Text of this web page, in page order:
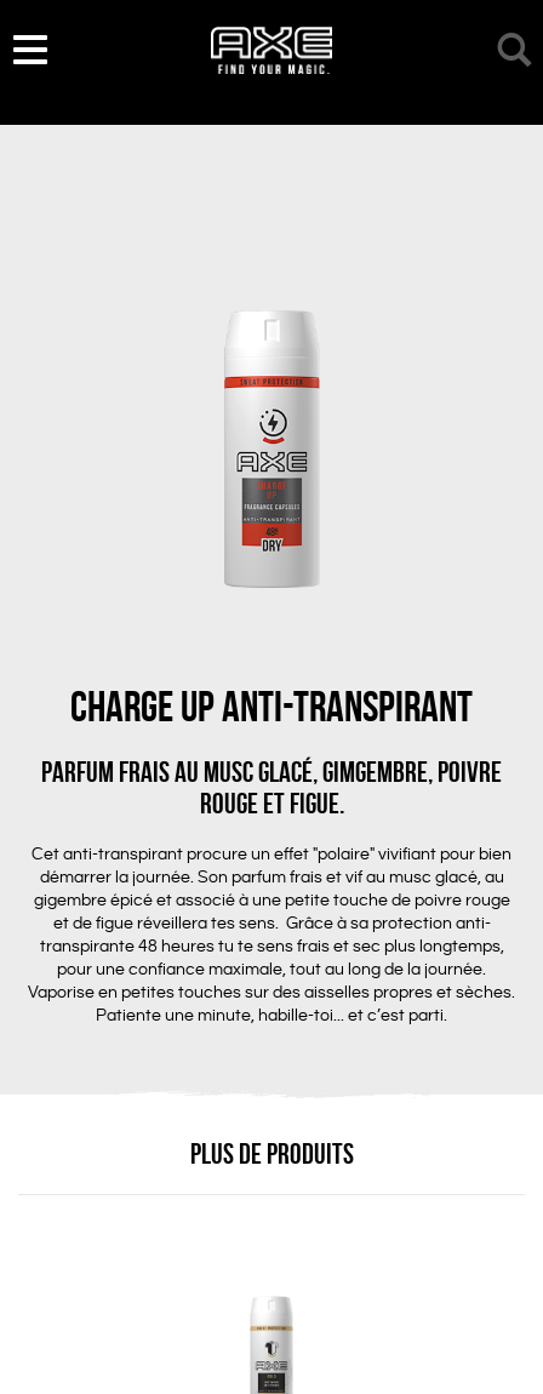
CHARGE UP ANTI-TRANSPIRANT
Parfum frais au musc glacé, gimgembre, poivre
rouge et figue.
Cet anti-transpirant procure un effet "polaire" vivifiant pour bien
démarrer la journée. Son parfum frais et vif au musc glacé, au
gigembre épicé et associé à une petite touche de poivre rouge
et de figue réveillera tes sens. Grâce à sa protection anti-
transpirante 48 heures tu te sens frais et sec plus longtemps,
pour une confiance maximale, tout au long de la journée.
Vaporise en petites touches sur des aisselles propres et sèches.
Patiente une minute, habille-toi... et c’est parti.
PLUS DE PRODUITS